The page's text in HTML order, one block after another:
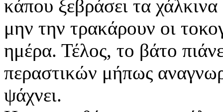
κάπου ξεβράσει τα
μην την τρακάρουν οι
ημέρα. Τέλος, το βάτο
περαστικών μήπως
ψάχνει.